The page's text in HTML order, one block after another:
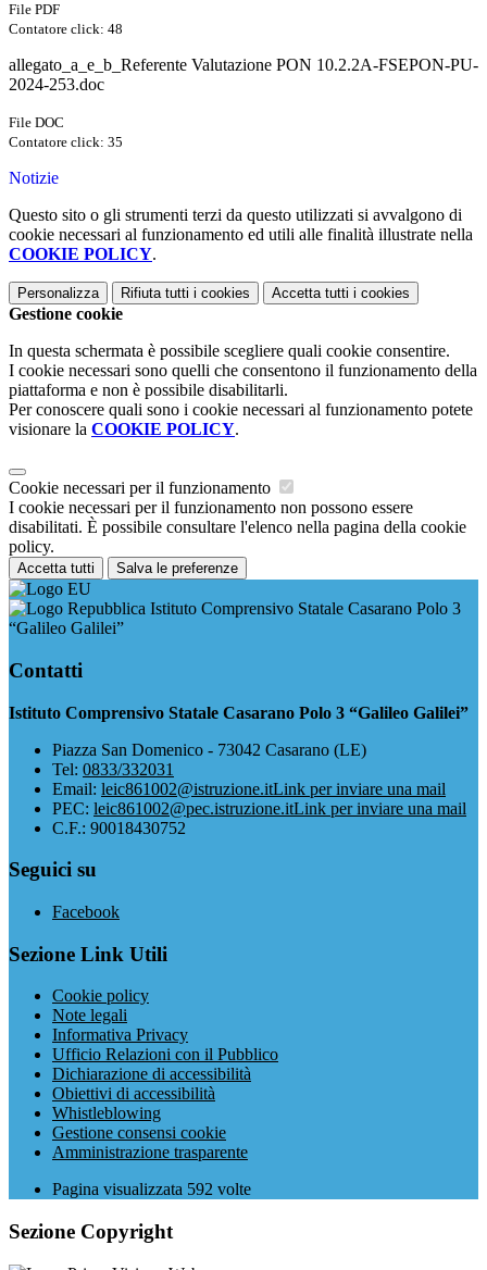
File PDF
Contatore click: 48
allegato_a_e_b_Referente Valutazione PON 10.2.2A-FSEPON-PU-
2024-253.doc
File DOC
Contatore click: 35
Notizie
Questo sito o gli strumenti terzi da questo utilizzati si avvalgono di
cookie necessari al funzionamento ed utili alle finalità illustrate nella
COOKIE POLICY.
Personalizza Rifiuta tutti i cookies Accetta tutti i cookies
Gestione cookie
In questa schermata è possibile scegliere quali cookie consentire.
I cookie necessari sono quelli che consentono il funzionamento della
piattaforma e non è possibile disabilitarli.
Per conoscere quali sono i cookie necessari al funzionamento potete
visionare la COOKIE POLICY.
Cookie necessari per il funzionamento
I cookie necessari per il funzionamento non possono essere
disabilitati. È possibile consultare l'elenco nella pagina della cookie
policy.
Accetta tutti Salva le preferenze
Istituto Comprensivo Statale Casarano Polo 3
“Galileo Galilei”
Contatti
Istituto Comprensivo Statale Casarano Polo 3 “Galileo Galilei”
Piazza San Domenico - 73042 Casarano (LE)
Tel: 0833/332031
Email: leic861002@istruzione.itLink per inviare una mail
PEC: leic861002@pec.istruzione.itLink per inviare una mail
C.F.: 90018430752
Seguici su
Facebook
Sezione Link Utili
Cookie policy
Note legali
Informativa Privacy
Ufficio Relazioni con il Pubblico
Dichiarazione di accessibilità
Obiettivi di accessibilità
Whistleblowing
Gestione consensi cookie
Amministrazione trasparente
Pagina visualizzata 592 volte
Sezione Copyright